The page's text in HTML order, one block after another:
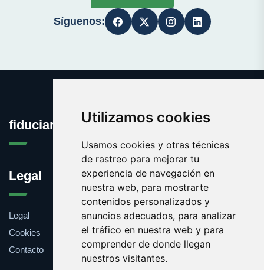
Utilizamos cookies
Usamos cookies y otras técnicas
de rastreo para mejorar tu
experiencia de navegación en
nuestra web, para mostrarte
contenidos personalizados y
anuncios adecuados, para analizar
el tráfico en nuestra web y para
comprender de donde llegan
nuestros visitantes.
Síguenos:
fiduciaria.es
Legal
Legal
Cookies
Contacto